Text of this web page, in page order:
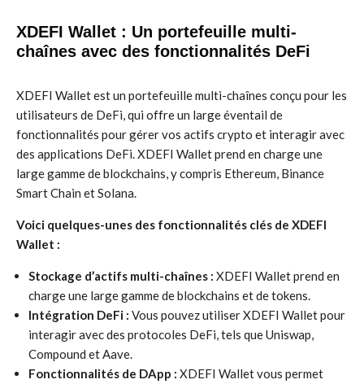
XDEFI Wallet : Un portefeuille multi-
chaînes avec des fonctionnalités DeFi
XDEFI Wallet est un portefeuille multi-chaînes conçu pour les
utilisateurs de DeFi, qui offre un large éventail de
fonctionnalités pour gérer vos actifs crypto et interagir avec
des applications DeFi. XDEFI Wallet prend en charge une
large gamme de blockchains, y compris Ethereum, Binance
Smart Chain et Solana.
Voici quelques-unes des fonctionnalités clés de XDEFI
Wallet :
Stockage d’actifs multi-chaînes : XDEFI Wallet prend en
charge une large gamme de blockchains et de tokens.
Intégration DeFi : Vous pouvez utiliser XDEFI Wallet pour
interagir avec des protocoles DeFi, tels que Uniswap,
Compound et Aave.
Fonctionnalités de DApp : XDEFI Wallet vous permet